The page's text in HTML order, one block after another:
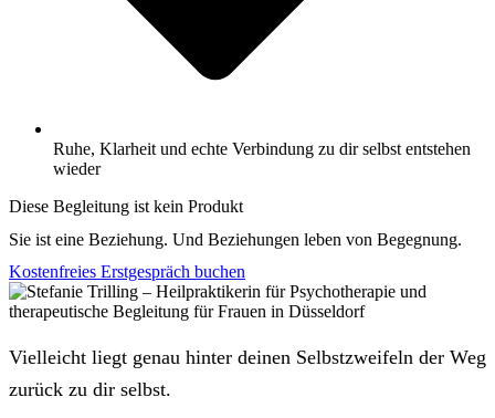
Ruhe, Klarheit und echte Verbindung zu dir selbst entstehen
wieder
Diese Begleitung ist kein Produkt
Sie ist eine Beziehung. Und Beziehungen leben von Begegnung.
Kostenfreies Erstgespräch buchen
Vielleicht liegt genau hinter deinen Selbstzweifeln der Weg
zurück zu dir selbst.